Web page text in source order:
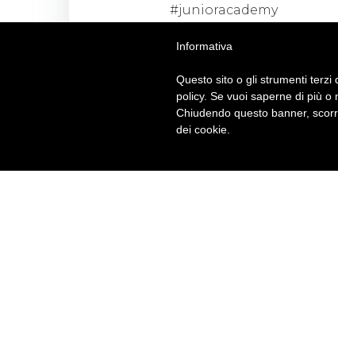
#junioracademy
VISUALIZZA
Informativa
Questo sito o gli strumenti terzi
policy. Se vuoi saperne di più
Chiudendo questo banner,
dei cookie.